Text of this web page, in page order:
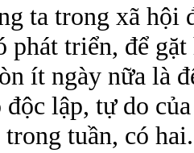
ta trong xã hội
phát triển, để
ít ngày nữa là
độc lập, tự do
tuần, có